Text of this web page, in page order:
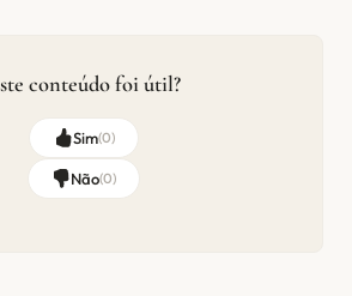
conteúdo foi útil?
Sim(0)
Não(0)